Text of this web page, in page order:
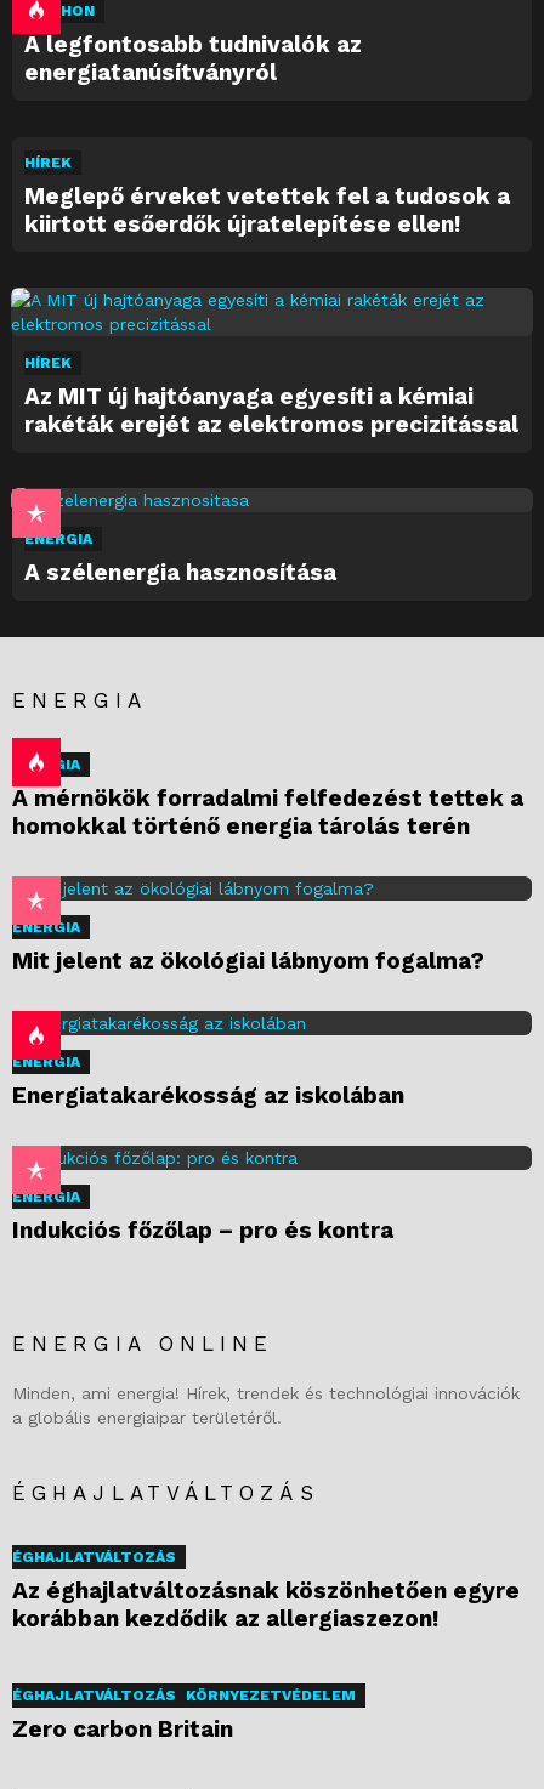
OTTHON
A legfontosabb tudnivalók az
energiatanúsítványról
HÍREK
Meglepő érveket vetettek fel a tudosok a
kiirtott esőerdők újratelepítése ellen!
HÍREK
Az MIT új hajtóanyaga egyesíti a kémiai
rakéták erejét az elektromos precizitással
ENERGIA
A szélenergia hasznosítása
ENERGIA
ENERGIA
A mérnökök forradalmi felfedezést tettek a
homokkal történő energia tárolás terén
ENERGIA
Mit jelent az ökológiai lábnyom fogalma?
ENERGIA
Energiatakarékosság az iskolában
ENERGIA
Indukciós főzőlap – pro és kontra
ENERGIA ONLINE
Minden, ami energia! Hírek, trendek és technológiai innovációk
a globális energiaipar területéről.
ÉGHAJLATVÁLTOZÁS
ÉGHAJLATVÁLTOZÁS
Az éghajlatváltozásnak köszönhetően egyre
korábban kezdődik az allergiaszezon!
ÉGHAJLATVÁLTOZÁS KÖRNYEZETVÉDELEM
Zero carbon Britain